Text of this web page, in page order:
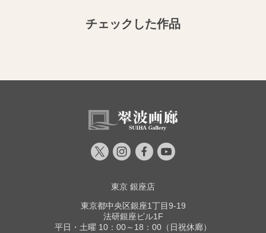
チェックした作品
東京 銀座店
東京都中央区銀座1丁目9-19
法研銀座ビル1F
平日・土曜 10：00～18：00（日祝休廊）